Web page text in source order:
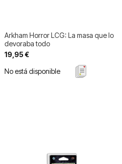
Arkham Horror LCG: La masa que lo
devoraba todo
19,95 €
No está disponible